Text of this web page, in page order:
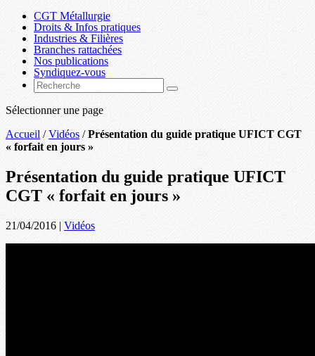
CGT Métallurgie
Droits & Infos pratiques
Industries & Filières
Branches rattachées
Nos publications
Syndiquez-vous
Sélectionner une page
Accueil /Vidéos /Présentation du guide pratique UFICT CGT
« forfait en jours »
Présentation du guide pratique UFICT
CGT « forfait en jours »
21/04/2016 | Vidéos